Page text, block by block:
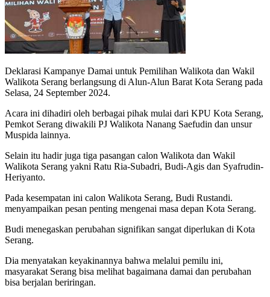
Deklarasi Kampanye Damai untuk Pemilihan Walikota dan Wakil
Walikota Serang berlangsung di Alun-Alun Barat Kota Serang pada
Selasa, 24 September 2024.
Acara ini dihadiri oleh berbagai pihak mulai dari KPU Kota Serang,
Pemkot Serang diwakili PJ Walikota Nanang Saefudin dan unsur
Muspida lainnya.
Selain itu hadir juga tiga pasangan calon Walikota dan Wakil
Walikota Serang yakni Ratu Ria-Subadri, Budi-Agis dan Syafrudin-
Heriyanto.
Pada kesempatan ini calon Walikota Serang, Budi Rustandi.
menyampaikan pesan penting mengenai masa depan Kota Serang.
Budi menegaskan perubahan signifikan sangat diperlukan di Kota
Serang.
Dia menyatakan keyakinannya bahwa melalui pemilu ini,
masyarakat Serang bisa melihat bagaimana damai dan perubahan
bisa berjalan beriringan.